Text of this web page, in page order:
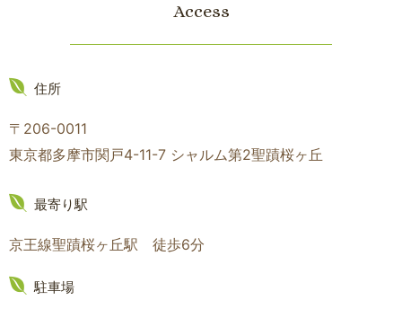
Access
住所
〒206-0011
東京都多摩市関戸4-11-7 シャルム第2聖蹟桜ヶ丘
最寄り駅
京王線聖蹟桜ヶ丘駅 徒歩6分
駐車場